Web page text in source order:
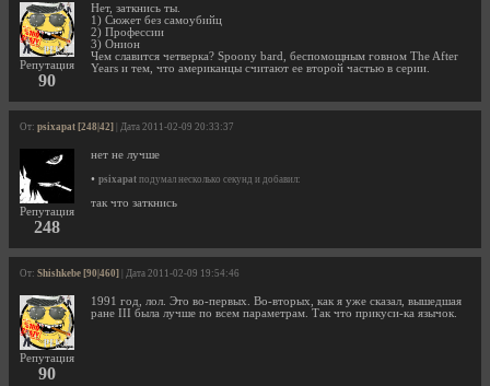
Репутация
90
Нет, заткнись ты.
1) Сюжет без самоубийц
2) Профессии
3) Онион
Чем славится четверка? Spoony bard, беспомощным говном The After
Years и тем, что американцы считают ее второй частью в серии.
От: psixapat [248|42] | Дата 2011-02-09 20:33:37
Репутация
248
нет не лучше
• psixapat подумал несколько секунд и добавил:
так что заткнись
От: Shishkebe [90|460] | Дата 2011-02-09 19:54:46
Репутация
90
1991 год, лол. Это во-первых. Во-вторых, как я уже сказал, вышедшая
ране III была лучше по всем параметрам. Так что прикуси-ка язычок.